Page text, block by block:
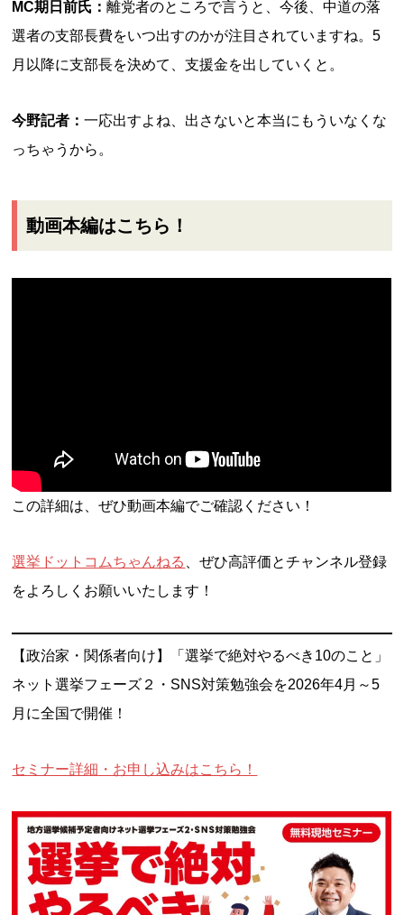
MC期日前氏：離党者のところで言うと、今後、中道の落
選者の支部長費をいつ出すのかが注目されていますね。5
月以降に支部長を決めて、支援金を出していくと。
今野記者：一応出すよね、出さないと本当にもういなくな
っちゃうから。
動画本編はこちら！
この詳細は、ぜひ動画本編でご確認ください！
選挙ドットコムちゃんねる
、ぜひ高評価とチャンネル登録
をよろしくお願いいたします！
【政治家・関係者向け】「選挙で絶対やるべき10のこと」
ネット選挙フェーズ２・SNS対策勉強会を2026年4月～5
月に全国で開催！
セミナー詳細・お申し込みはこちら！